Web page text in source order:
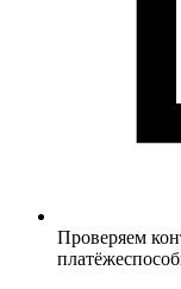
Проверяем